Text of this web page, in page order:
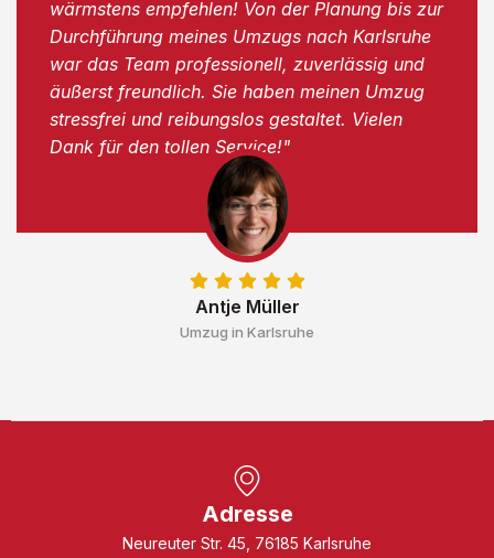
Antje Müller
Umzug in Karlsruhe
wärmstens empfehlen! Von der Planung bis zur
Durchführung meines Umzugs nach Karlsruhe
war das Team professionell, zuverlässig und
äußerst freundlich. Sie haben meinen Umzug
stressfrei und reibungslos gestaltet. Vielen
Dank für den tollen Service!"
Adresse
Neureuter Str. 45, 76185 Karlsruhe